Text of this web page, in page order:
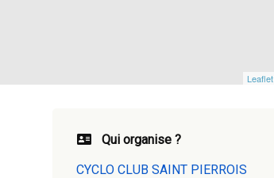
Leaflet
Qui organise ?
CYCLO CLUB SAINT PIERROIS